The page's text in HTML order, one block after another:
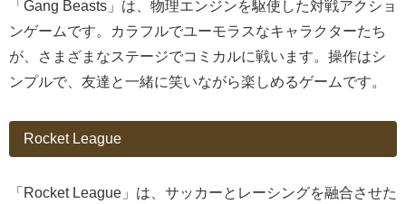
「Gang Beasts」は、物理エンジンを駆使した対戦アクショ
ンゲームです。カラフルでユーモラスなキャラクターたち
が、さまざまなステージでコミカルに戦います。操作はシ
ンプルで、友達と一緒に笑いながら楽しめるゲームです。
Rocket League
「Rocket League」は、サッカーとレーシングを融合させた